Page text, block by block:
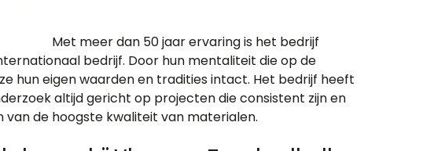
Met meer dan 50 jaar ervaring is het bedrijf
bedrijf. Door hun mentaliteit die op de
hun eigen waarden en tradities intact. Het bedrijf heeft
altijd gericht op projecten die consistent zijn en
de hoogste kwaliteit van materialen.